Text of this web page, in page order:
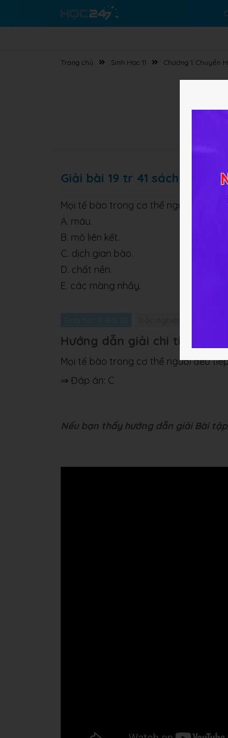
Trang chủ Sinh Học 11 Chương 1: Chuyển
Giải bài 19 tr 41 sách BT Sinh
Mọi tế bào trong cơ thể người đều
A. máu.
B. mô liên kết.
C. dịch gian bào.
D. chất nền.
E. các màng nhầy.
Hướng dẫn giải chi tiết bài 19
Mọi tế bào trong cơ thể người đều
⇒ Đáp án: C
Nếu bạn thấy hướng dẫn giải Bài tập